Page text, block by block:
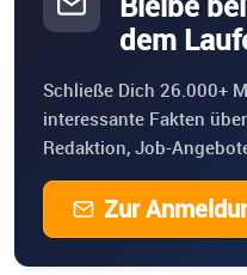
dem
Schließe Dich 26.000+
interessante Fakten
Redaktion, Job-
Zur